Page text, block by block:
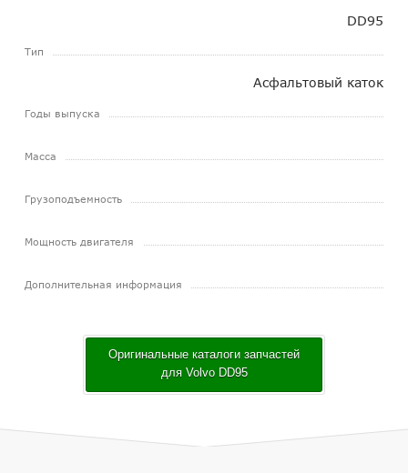
DD95
Тип
Асфальтовый каток
Годы выпуска
Масса
Грузоподъемность
Мощность двигателя
Дополнительная информация
Оригинальные каталоги запчастей
для Volvo DD95